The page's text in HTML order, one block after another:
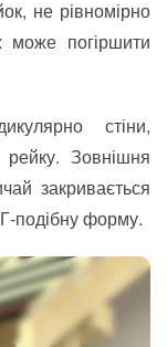
не рівномірно
може погіршити
стіни,
Зовнішня
закривається
подібну форму.